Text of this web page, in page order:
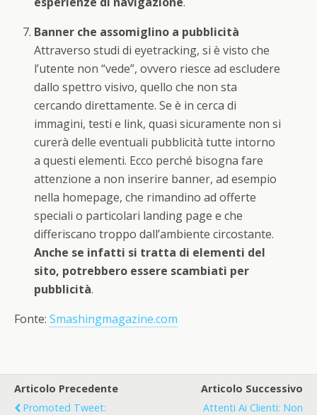
Banner che assomiglino a pubblicità
Attraverso studi di eyetracking, si è visto che
l’utente non “vede”, ovvero riesce ad escludere
dallo spettro visivo, quello che non sta
cercando direttamente. Se è in cerca di
immagini, testi e link, quasi sicuramente non si
curerà delle eventuali pubblicità tutte intorno
a questi elementi. Ecco perché bisogna fare
attenzione a non inserire banner, ad esempio
nella homepage, che rimandino ad offerte
speciali o particolari landing page e che
differiscano troppo dall’ambiente circostante.
Anche se infatti si tratta di elementi del
sito, potrebbero essere scambiati per
pubblicità.
Fonte: Smashingmagazine.com
Articolo Precedente
Promoted Tweet:
Articolo Successivo
Attenti Ai Clienti: Non